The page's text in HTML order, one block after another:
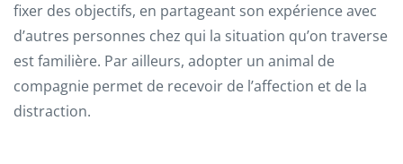
fixer des objectifs, en partageant son expérience avec
d’autres personnes chez qui la situation qu’on traverse
est familière. Par ailleurs, adopter un animal de
compagnie permet de recevoir de l’affection et de la
distraction.